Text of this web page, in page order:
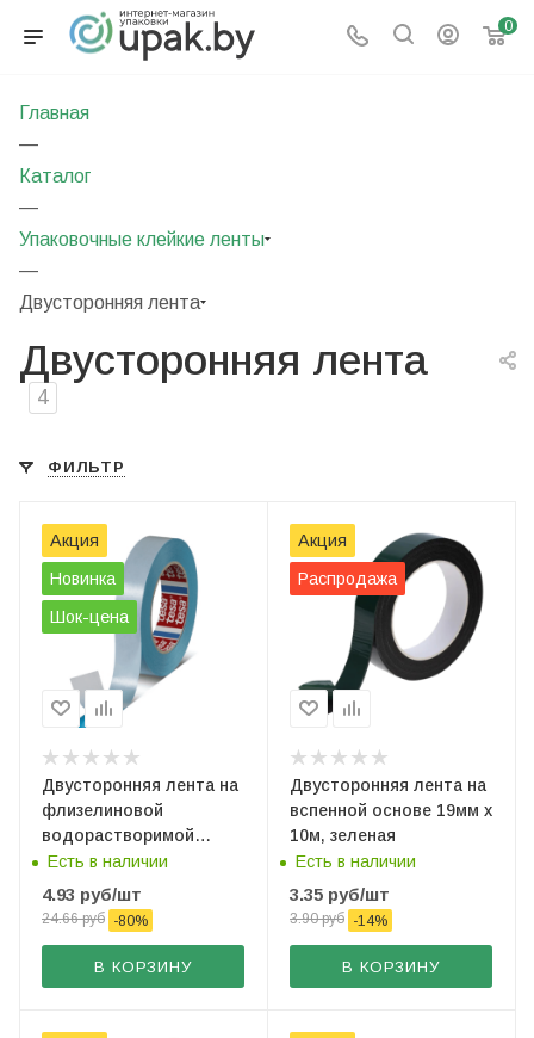
0
Главная
—
Каталог
—
Упаковочные клейкие ленты
—
Двусторонняя лента
Двусторонняя лента
4
ФИЛЬТР
Акция
Новинка
Шок-цена
Двустоpонняя лента на
флизелиновой
водорастворимой
основе 25мм х 50м,
голубая, TESAFIX
Есть в наличии
4.93 руб/шт
24.66руб -80%
В КОРЗИНУ
Акция
Распродажа
Двустоpонняя лента на
вспенной основе 19мм х
10м, зеленая
Есть в наличии
3.35 руб/шт
3.90руб -14%
В КОРЗИНУ